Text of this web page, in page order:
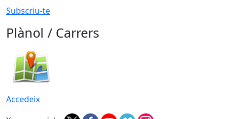
Subscriu-te
Plànol / Carrers
Accedeix